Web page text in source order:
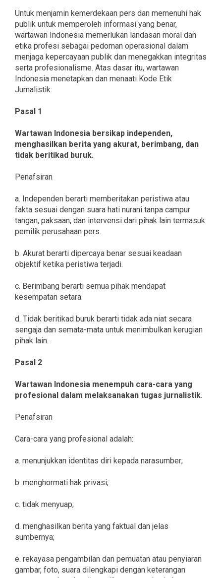
Untuk menjamin kemerdekaan pers dan memenuhi hak
publik untuk memperoleh informasi yang benar,
wartawan Indonesia memerlukan landasan moral dan
etika profesi sebagai pedoman operasional dalam
menjaga kepercayaan publik dan menegakkan integritas
serta profesionalisme. Atas dasar itu, wartawan
Indonesia menetapkan dan menaati Kode Etik
Jurnalistik:
Pasal 1
Wartawan Indonesia bersikap independen,
menghasilkan berita yang akurat, berimbang, dan
tidak beritikad buruk.
Penafsiran
a. Independen berarti memberitakan peristiwa atau
fakta sesuai dengan suara hati nurani tanpa campur
tangan, paksaan, dan intervensi dari pihak lain termasuk
pemilik perusahaan pers.
b. Akurat berarti dipercaya benar sesuai keadaan
objektif ketika peristiwa terjadi.
c. Berimbang berarti semua pihak mendapat
kesempatan setara.
d. Tidak beritikad buruk berarti tidak ada niat secara
sengaja dan semata-mata untuk menimbulkan kerugian
pihak lain.
Pasal 2
Wartawan Indonesia menempuh cara-cara yang
profesional dalam melaksanakan tugas jurnalistik.
Penafsiran
Cara-cara yang profesional adalah:
a. menunjukkan identitas diri kepada narasumber;
b. menghormati hak privasi;
c. tidak menyuap;
d. menghasilkan berita yang faktual dan jelas
sumbernya;
e. rekayasa pengambilan dan pemuatan atau penyiaran
gambar, foto, suara dilengkapi dengan keterangan